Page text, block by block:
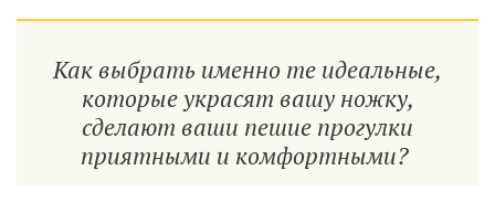
Как выбрать именно те идеальные,
которые украсят вашу ножку,
сделают ваши пешие прогулки
приятными и комфортными?